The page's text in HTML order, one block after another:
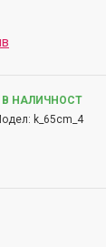
В НАЛИЧНОСТ
k_65cm_4